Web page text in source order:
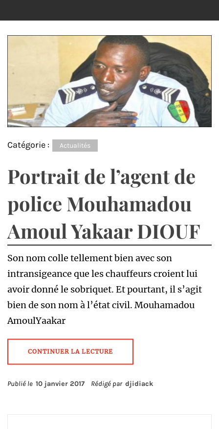
Catégorie : Actualités
Portrait de l’agent de
police Mouhamadou
Amoul Yakaar DIOUF
Son nom colle tellement bien avec son
intransigeance que les chauffeurs croient lui
avoir donné le sobriquet. Et pourtant, il s’agit
bien de son nom à l’état civil. Mouhamadou
AmoulYaakar
CONTINUER LA LECTURE
Publié le 10 janvier 2017 Rédigé par djidiack